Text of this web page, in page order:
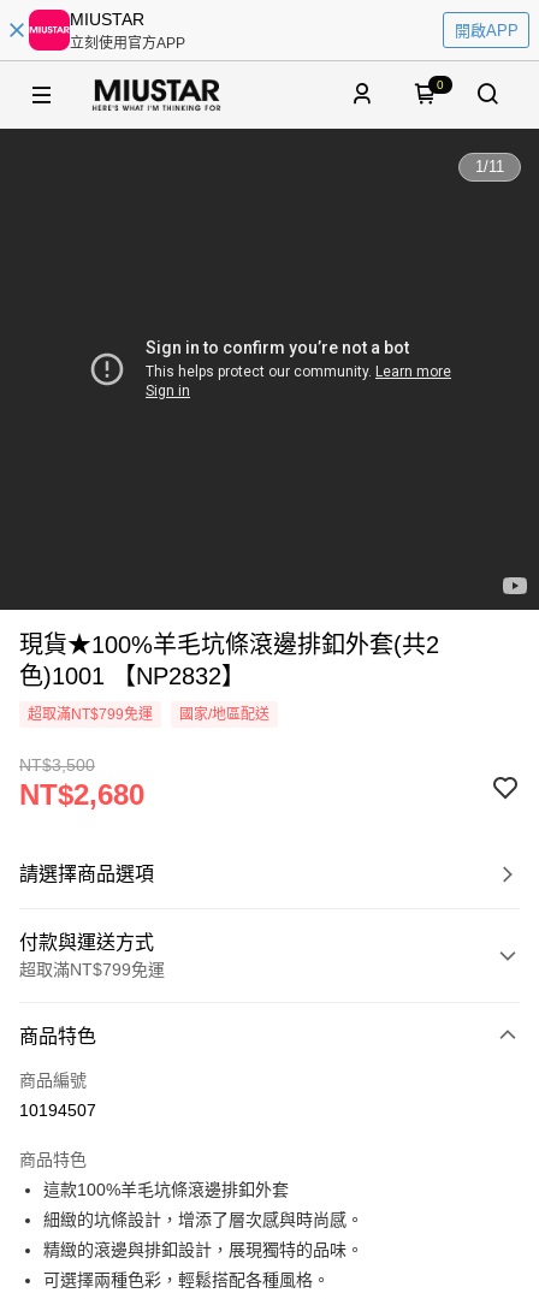
MIUSTAR
立刻使用官方APP
開啟APP
0
1/11
現貨★100%羊毛坑條滾邊排釦外套(共2
色)1001 【NP2832】
超取滿NT$799免運 國家/地區配送
NT$3,500
NT$2,680
請選擇商品選項
付款與運送方式
超取滿NT$799免運
信用卡一次付款
超商取貨付款
Apple Pay
街口支付
悠遊付
商品特色
商品編號
10194507
商品特色
這款100%羊毛坑條滾邊排釦外套
細緻的坑條設計，增添了層次感與時尚感。
精緻的滾邊與排釦設計，展現獨特的品味。
可選擇兩種色彩，輕鬆搭配各種風格。